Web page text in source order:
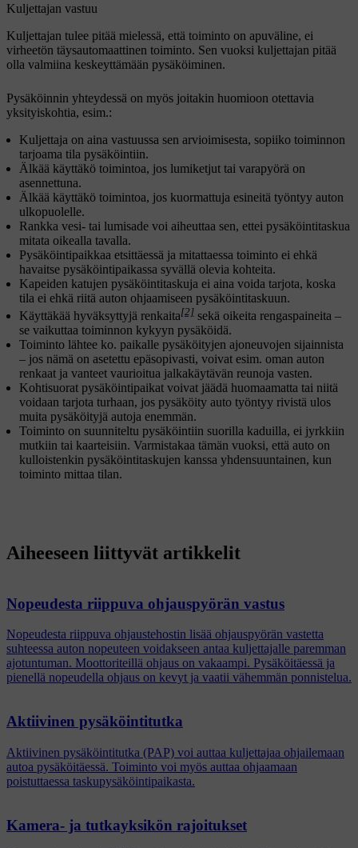
Kuljettajan vastuu
Kuljettajan tulee pitää mielessä, että toiminto on apuväline, ei
virheetön täysautomaattinen toiminto. Sen vuoksi kuljettajan pitää
olla valmiina keskeyttämään pysäköiminen.
Pysäköinnin yhteydessä on myös joitakin huomioon otettavia
yksityiskohtia, esim.:
Kuljettaja on aina vastuussa sen arvioimisesta, sopiiko toiminnon
tarjoama tila pysäköintiin.
Älkää käyttäkö toimintoa, jos lumiketjut tai varapyörä on
asennettuna.
Älkää käyttäkö toimintoa, jos kuormattuja esineitä työntyy auton
ulkopuolelle.
Rankka vesi- tai lumisade voi aiheuttaa sen, ettei pysäköintitaskua
mitata oikealla tavalla.
Pysäköintipaikkaa etsittäessä ja mitattaessa toiminto ei ehkä
havaitse pysäköintipaikassa syvällä olevia kohteita.
Kapeiden katujen pysäköintitaskuja ei aina voida tarjota, koska
tila ei ehkä riitä auton ohjaamiseen pysäköintitaskuun.
Käyttäkää hyväksyttyjä renkaita[2] sekä oikeita rengaspaineita –
se vaikuttaa toiminnon kykyyn pysäköidä.
Toiminto lähtee ko. paikalle pysäköityjen ajoneuvojen sijainnista
– jos nämä on asetettu epäsopivasti, voivat esim. oman auton
renkaat ja vanteet vaurioitua jalkakäytävän reunoja vasten.
Kohtisuorat pysäköintipaikat voivat jäädä huomaamatta tai niitä
voidaan tarjota turhaan, jos pysäköity auto työntyy rivistä ulos
muita pysäköityjä autoja enemmän.
Toiminto on suunniteltu pysäköintiin suorilla kaduilla, ei jyrkkiin
mutkiin tai kaarteisiin. Varmistakaa tämän vuoksi, että auto on
kulloistenkin pysäköintitaskujen kanssa yhdensuuntainen, kun
toiminto mittaa tilan.
Aiheeseen liittyvät artikkelit
Nopeudesta riippuva ohjauspyörän vastus
Nopeudesta riippuva ohjaustehostin lisää ohjauspyörän vastetta
suhteessa auton nopeuteen voidakseen antaa kuljettajalle paremman
ajotuntuman. Moottoriteillä ohjaus on vakaampi. Pysäköitäessä ja
pienellä nopeudella ohjaus on kevyt ja vaatii vähemmän ponnistelua.
Aktiivinen pysäköintitutka
Aktiivinen pysäköintitutka (PAP) voi auttaa kuljettajaa ohjailemaan
autoa pysäköitäessä. Toiminto voi myös auttaa ohjaamaan
poistuttaessa taskupysäköintipaikasta.
Kamera- ja tutkayksikön rajoitukset